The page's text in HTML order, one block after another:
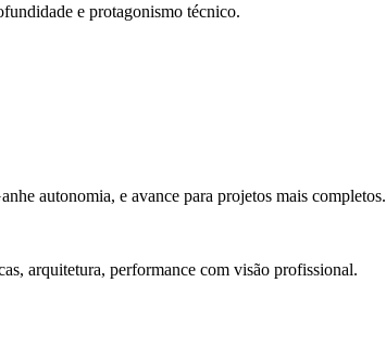
e protagonismo técnico.
autonomia, e avance para projetos mais completos.
arquitetura, performance com visão profissional.